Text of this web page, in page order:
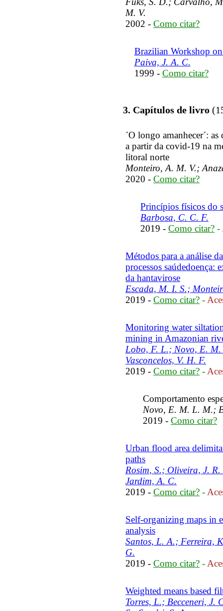
M. V.
2002 - Como citar?
Brazilian Workshop
Paiva, J. A. C.
1999 - Como citar?
3. Capítulos de livro
´O longo amanhecer´:
a partir da covid-19 na
litoral norte
Monteiro, A. M. V.;
2020 - Como citar?
Princípios físicos do
Barbosa, C. C. F.
2019 - Como citar? -
Métodos para a análise
processos
da hantavirose
Escada, M. I. S.;
2019 - Como citar? -
Monitoring water
mining in Amazonian
Lobo, F. L.; Novo, E.
Vasconcelos, V. H. F.
2019 - Como citar? -
Comportamento
Novo, E. M. L. M.;
2019 - Como citar?
Urban flood area
paths
Rosim, S.; Oliveira, J.
Jardim, A. C.
2019 - Como citar? -
Self-organizing maps in
analysis
Santos, L. A.; Ferreira,
G.
2019 - Como citar? -
Weighted means based
Torres, L.; Becceneri, J.